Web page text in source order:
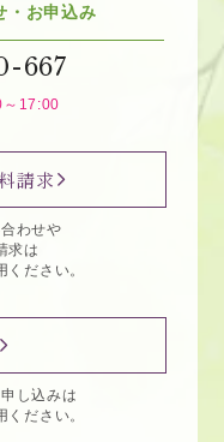
・お申込み
667
～17:00
請求
わせや
求は
ださい。
し込みは
ださい。